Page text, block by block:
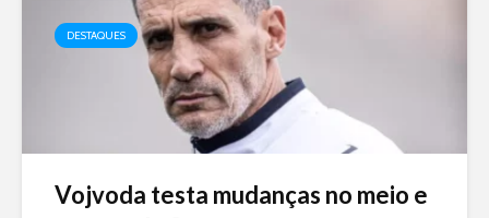
DESTAQUES
Vojvoda testa mudanças no meio e